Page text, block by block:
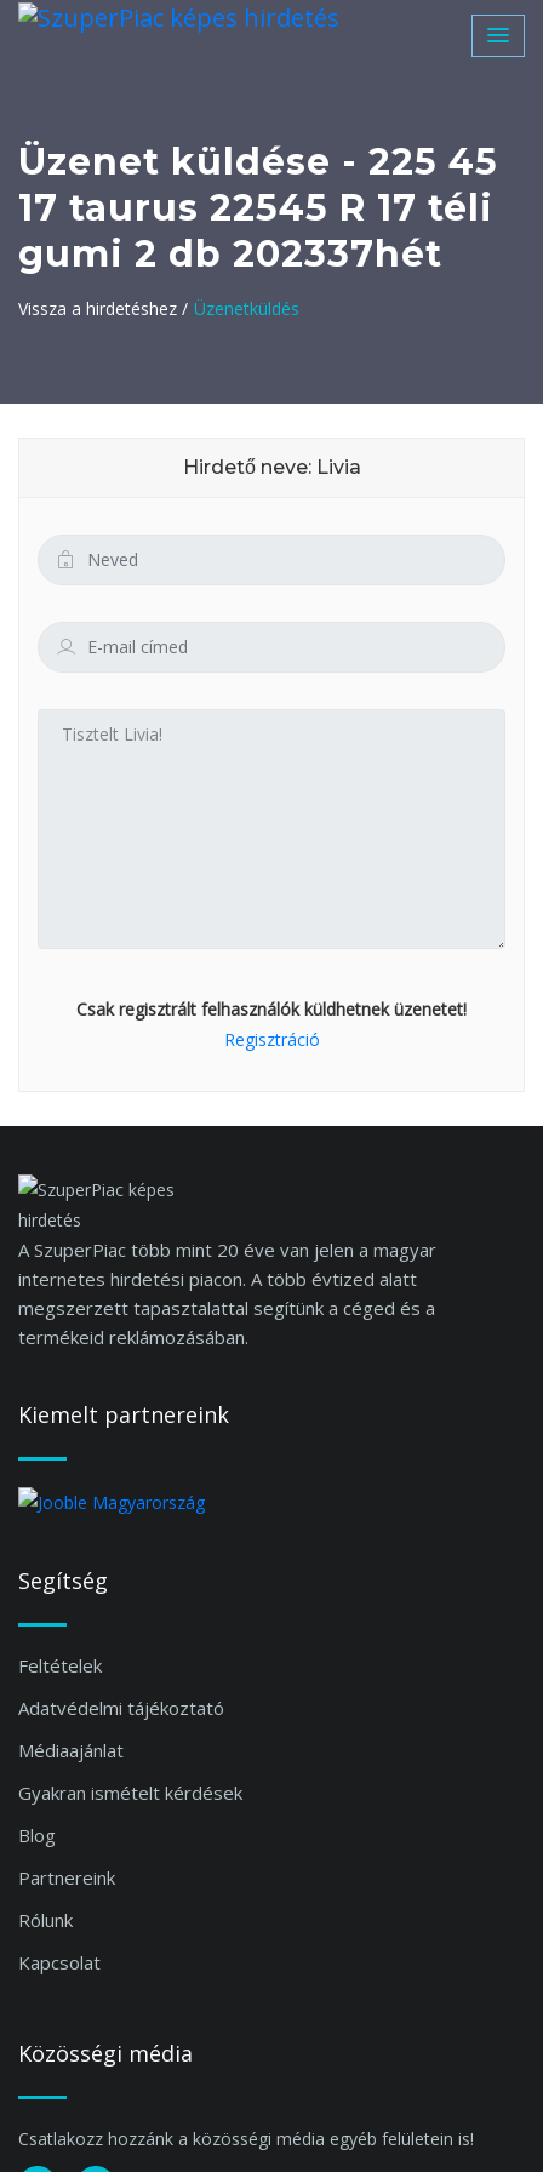
Üzenet küldése - 225 45
17 taurus 22545 R 17 téli
gumi 2 db 202337hét
Vissza a hirdetéshez / Üzenetküldés
Hirdető neve: Livia
Csak regisztrált felhasználók küldhetnek üzenetet!
Regisztráció
A SzuperPiac több mint 20 éve van jelen a magyar
internetes hirdetési piacon. A több évtized alatt
megszerzett tapasztalattal segítünk a céged és a
termékeid reklámozásában.
Kiemelt partnereink
Segítség
Feltételek
Adatvédelmi tájékoztató
Médiaajánlat
Gyakran ismételt kérdések
Blog
Partnereink
Rólunk
Kapcsolat
Közösségi média
Csatlakozz hozzánk a közösségi média egyéb felületein is!